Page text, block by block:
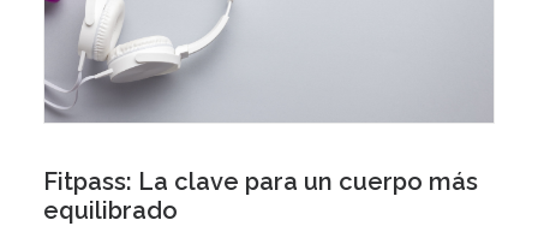
Fitpass: La clave para un cuerpo más
equilibrado